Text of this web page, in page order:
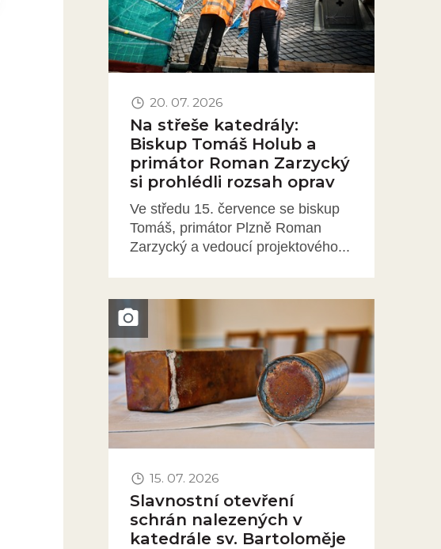
20. 07. 2026
Na střeše katedrály:
Biskup Tomáš Holub a
primátor Roman Zarzycký
si prohlédli rozsah oprav
Ve středu 15. července se biskup
Tomáš, primátor Plzně Roman
Zarzycký a vedoucí projektového...
Obrázek novinky
15. 07. 2026
Slavnostní otevření
schrán nalezených v
katedrále sv. Bartoloměje